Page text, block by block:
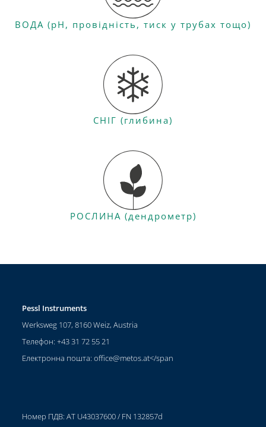
ВОДА (рН, провідність, тиск у трубах тощо)
СНІГ (глибина)
РОСЛИНА (дендрометр)
Pessl Instruments
Werksweg 107, 8160 Weiz, Austria
Телефон: +43 31 72 55 21
Електронна пошта:office@metos.at</span
Номер ПДВ: AT U43037600 / FN 132857d